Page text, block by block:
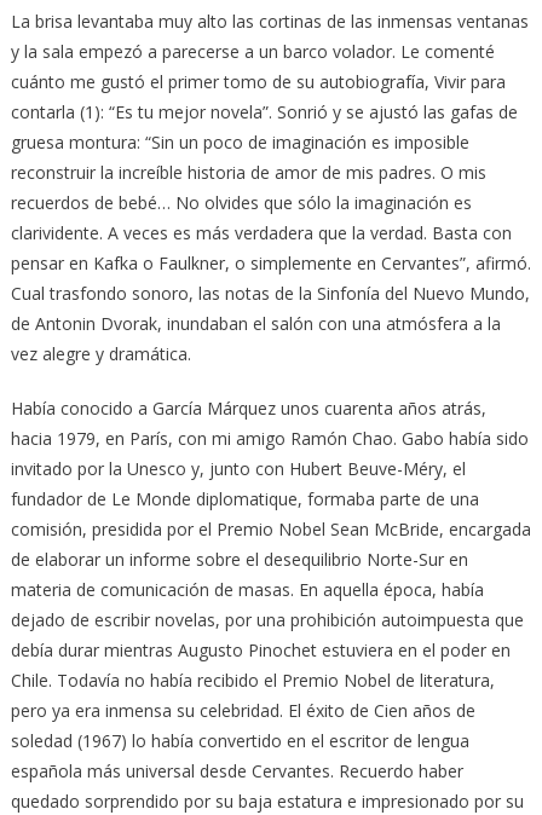
La brisa levantaba muy alto las cortinas de las inmensas ventanas
y la sala empezó a parecerse a un barco volador. Le comenté
cuánto me gustó el primer tomo de su autobiografía, Vivir para
contarla (1): “Es tu mejor novela”. Sonrió y se ajustó las gafas de
gruesa montura: “Sin un poco de imaginación es imposible
reconstruir la increíble historia de amor de mis padres. O mis
recuerdos de bebé… No olvides que sólo la imaginación es
clarividente. A veces es más verdadera que la verdad. Basta con
pensar en Kafka o Faulkner, o simplemente en Cervantes”, afirmó.
Cual trasfondo sonoro, las notas de la Sinfonía del Nuevo Mundo,
de Antonin Dvorak, inundaban el salón con una atmósfera a la
vez alegre y dramática.
Había conocido a García Márquez unos cuarenta años atrás,
hacia 1979, en París, con mi amigo Ramón Chao. Gabo había sido
invitado por la Unesco y, junto con Hubert Beuve-Méry, el
fundador de Le Monde diplomatique, formaba parte de una
comisión, presidida por el Premio Nobel Sean McBride, encargada
de elaborar un informe sobre el desequilibrio Norte-Sur en
materia de comunicación de masas. En aquella época, había
dejado de escribir novelas, por una prohibición autoimpuesta que
debía durar mientras Augusto Pinochet estuviera en el poder en
Chile. Todavía no había recibido el Premio Nobel de literatura,
pero ya era inmensa su celebridad. El éxito de Cien años de
soledad (1967) lo había convertido en el escritor de lengua
española más universal desde Cervantes. Recuerdo haber
quedado sorprendido por su baja estatura e impresionado por su